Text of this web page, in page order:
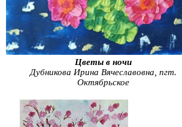
Цветы в ночи
Дубникова Ирина Вячеславовна, пгт.
Октябрьское